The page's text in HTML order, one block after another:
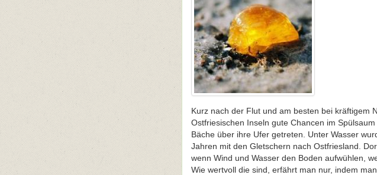
Kurz nach der Flut und am besten bei kräftigem
Ostfriesischen Inseln gute Chancen im
Bäche über ihre Ufer getreten. Unter Wasser
Jahren mit den Gletschern nach Ostfriesland.
wenn Wind und Wasser den Boden aufwühlen,
Wie wertvoll die sind, erfährt man nur, indem